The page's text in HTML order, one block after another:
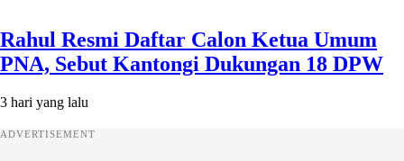
Rahul Resmi Daftar Calon Ketua Umum
PNA, Sebut Kantongi Dukungan 18 DPW
3 hari yang lalu
ADVERTISEMENT